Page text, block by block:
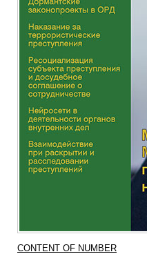
CONTENT OF NUMBER